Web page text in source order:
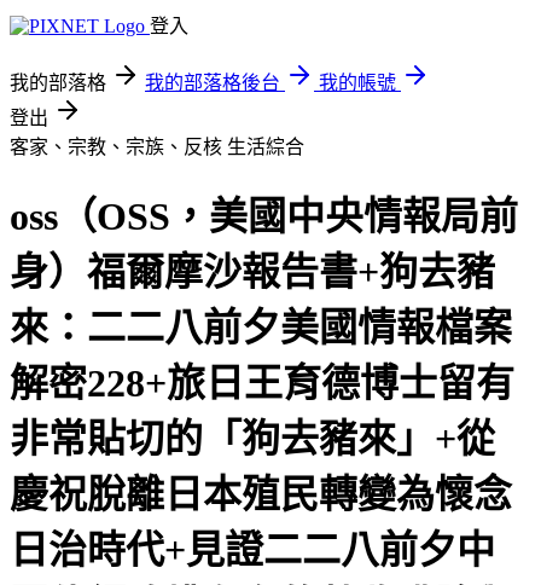
登入
我的部落格 我的部落格後台
我的帳號
登出
客家、宗教、宗族、反核 生活綜合
oss（OSS，美國中央情報局前
身）福爾摩沙報告書+狗去豬
來：二二八前夕美國情報檔案
解密228+旅日王育德博士留有
非常貼切的「狗去豬來」+從
慶祝脫離日本殖民轉變為懷念
日治時代+見證二二八前夕中